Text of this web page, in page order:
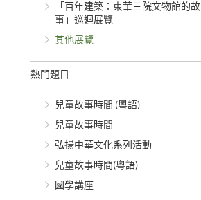
「百年建築：東華三院文物館的故
事」巡迴展覽
其他展覽
熱門題目
兒童故事時間 (粵語)
兒童故事時間
弘揚中華文化系列活動
兒童故事時間(粵語)
國學講座